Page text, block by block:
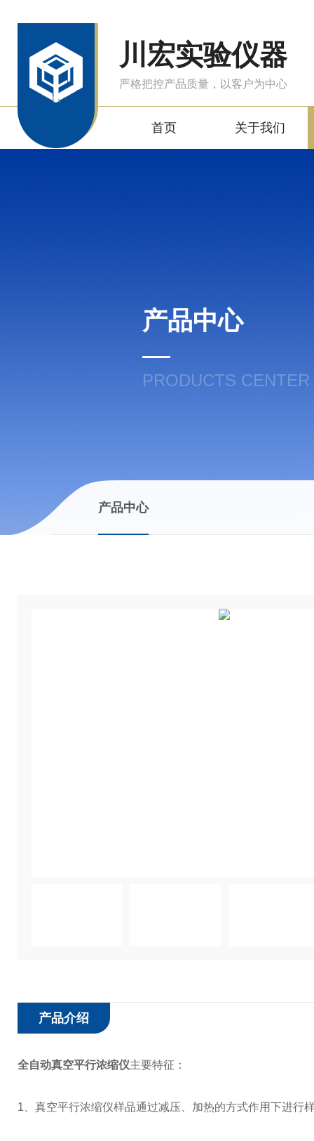
川宏实验仪器
严格把控产品质量，以客户为中心
首页 关于我们
产品中心
PRODUCTS CENTER
产品中心
产品介绍
全自动真空平行浓缩仪主要特征：
1、真空平行浓缩仪样品通过减压、加热的方式作用下进行